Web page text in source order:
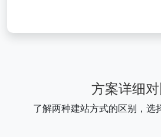
方案详细
了解两种建站方式的区别，选